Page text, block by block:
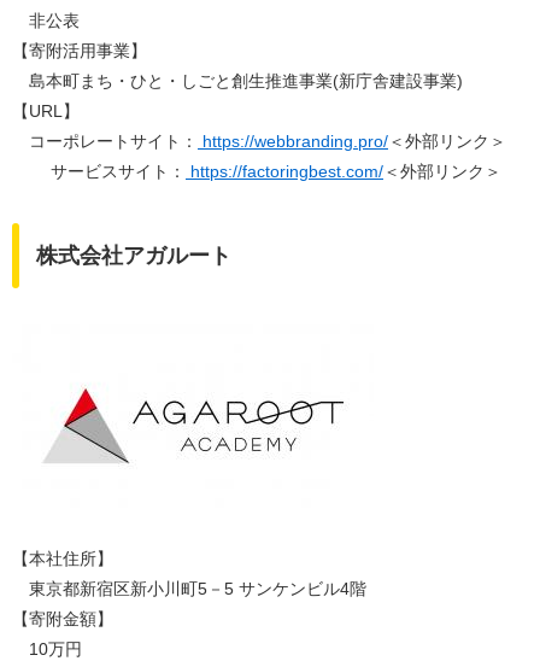
非公表
【寄附活用事業】
島本町まち・ひと・しごと創生推進事業(新庁舎建設事業)
【URL】
コーポレートサイト：
https://webbranding.pro/＜外部リンク＞
サービスサイト：
https://factoringbest.com/＜外部リンク＞
株式会社アガルート
【本社住所】
東京都新宿区新小川町5－5 サンケンビル4階
【寄附金額】
10万円